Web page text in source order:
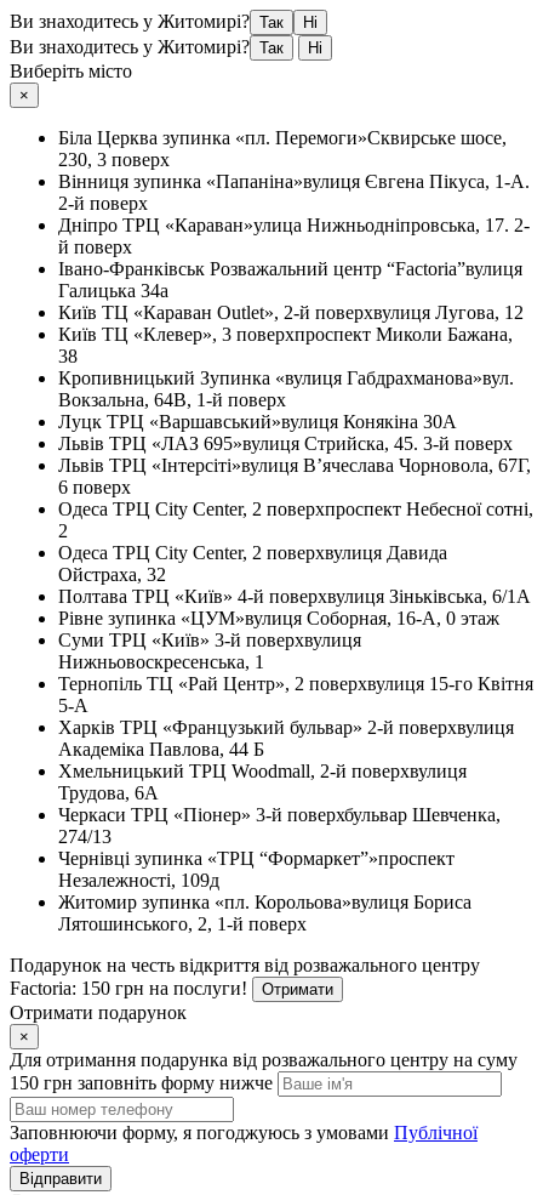
Ви знаходитесь у Житомирі? Так Ні
Ви знаходитесь у Житомирі? Так Ні
Виберіть місто
×
Біла Церква зупинка «пл. Перемоги»Сквирське шосе,
230, 3 поверх
Вінниця зупинка «Папаніна»вулиця Євгена Пікуса, 1-А.
2-й поверх
Дніпро ТРЦ «Караван»улица Нижньодніпровська, 17. 2-
й поверх
Івано-Франківськ Розважальний центр “Factoria”вулиця
Галицька 34а
Київ ТЦ «Караван Outlet», 2-й поверхвулиця Лугова, 12
Київ ТЦ «Клевер», 3 поверхпроспект Миколи Бажана,
38
Кропивницький Зупинка «вулиця Габдрахманова»вул.
Вокзальна, 64В, 1-й поверх
Луцк ТРЦ «Варшавський»вулиця Конякіна 30А
Львів ТРЦ «ЛАЗ 695»вулиця Стрийска, 45. 3-й поверх
Львів ТРЦ «Інтерсіті»вулиця В’ячеслава Чорновола, 67Г,
6 поверх
Одеса ТРЦ City Center, 2 поверхпроспект Небесної сотні,
2
Одеса ТРЦ City Center, 2 поверхвулиця Давида
Ойстраха, 32
Полтава ТРЦ «Київ» 4-й поверхвулиця Зіньківська, 6/1А
Рівне зупинка «ЦУМ»вулиця Соборная, 16-А, 0 этаж
Суми ТРЦ «Київ» 3-й поверхвулиця
Нижньовоскресенська, 1
Тернопіль ТЦ «Рай Центр», 2 поверхвулиця 15-го Квітня
5-А
Харків ТРЦ «Французький бульвар» 2-й поверхвулиця
Академіка Павлова, 44 Б
Хмельницький ТРЦ Woodmall, 2-й поверхвулиця
Трудова, 6А
Черкаси ТРЦ «Піонер» 3-й поверхбульвар Шевченка,
274/13
Чернівці зупинка «ТРЦ “Формаркет”»проспект
Незалежності, 109д
Житомир зупинка «пл. Корольова»вулиця Бориса
Лятошинського, 2, 1-й поверх
Подарунок на честь відкриття від розважального центру
Factoria: 150 грн на послуги!
Отримати
Отримати подарунок
×
Для отримання подарунка від розважального центру на суму
150 грн заповніть форму нижче
Заповнюючи форму, я погоджуюсь з умовами Публічної
оферти
Відправити